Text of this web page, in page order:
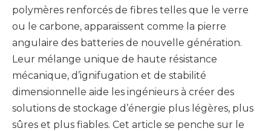
polymères renforcés de fibres telles que le verre
ou le carbone, apparaissent comme la pierre
angulaire des batteries de nouvelle génération.
Leur mélange unique de haute résistance
mécanique, d’ignifugation et de stabilité
dimensionnelle aide les ingénieurs à créer des
solutions de stockage d’énergie plus légères, plus
sûres et plus fiables. Cet article se penche sur le